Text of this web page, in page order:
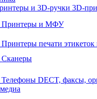
3D-
Принтеры и МФУ
Принтеры печати этикеток
Сканеры
Телефоны DECT, факсы,